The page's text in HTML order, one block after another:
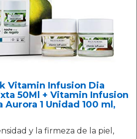
Vitamin Infusion Dia
50Ml + Vitamin Infusion
Aurora 1 Unidad 100 ml,
y la firmeza de la piel,